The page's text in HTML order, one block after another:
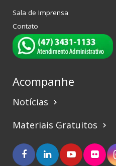
Sala de Imprensa
Contato
Acompanhe
Notícias keyboard_arrow_right
Materiais Gratuitos keyboard_arrow_right